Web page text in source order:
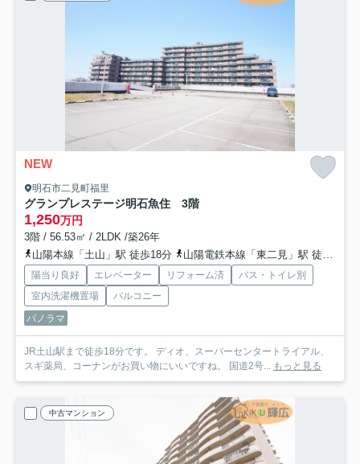
NEW
明石市二見町福里
グランプレステージ明石魚住 3階
1,250万円
3階 / 56.53㎡ / 2LDK /築26年
山陽本線「土山」駅 徒歩18分
山陽電鉄本線「東二見」駅 徒歩26分
陽当り良好 エレベーター リフォーム済
バス・トイレ別
室内洗濯機置場
バルコニー
パノラマ
JR土山駅まで徒歩18分です。 ディオ、スーパーセンタートライアル、
スギ薬局、コーナンがお買い物にいいですね。 国道2号... もっと見る
中古マンション